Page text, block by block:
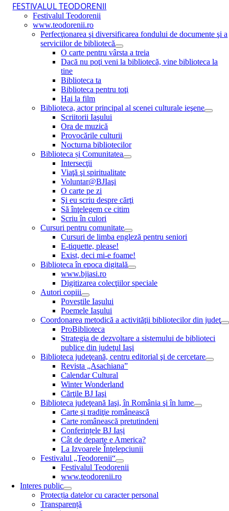
FESTIVALUL TEODORENII
Festivalul Teodorenii
www.teodorenii.ro
Perfecţionarea şi diversificarea fondului de documente şi a
serviciilor de bibliotecă
O carte pentru vârsta a treia
Dacă nu poţi veni la bibliotecă, vine biblioteca la
tine
Biblioteca ta
Biblioteca pentru toţi
Hai la film
Biblioteca, actor principal al scenei culturale ieşene
Scriitorii Iaşului
Ora de muzică
Provocările culturii
Nocturna bibliotecilor
Biblioteca și Comunitatea
Intersecţii
Viaţă şi spiritualitate
Voluntar@BJIaşi
O carte pe zi
Şi eu scriu despre cărţi
Să înţelegem ce citim
Scriu în culori
Cursuri pentru comunitate
Cursuri de limba engleză pentru seniori
E-tiquette, please!
Exist, deci mi-e foame!
Biblioteca în epoca digitală
www.bjiasi.ro
Digitizarea colecţiilor speciale
Autori copiii
Poveştile Iaşului
Poemele Iaşului
Coordonarea metodică a activităţii bibliotecilor din judeţ
ProBiblioteca
Strategia de dezvoltare a sistemului de biblioteci
publice din judeţul Iaşi
Biblioteca judeţeană, centru editorial şi de cercetare
Revista „Asachiana”
Calendar Cultural
Winter Wonderland
Cărţile BJ Iaşi
Biblioteca judeţeană Iaşi, în România şi în lume
Carte şi tradiţie românească
Carte românească pretutindeni
Conferințele BJ Iași
Cât de departe e America?
La Izvoarele Înţelepciunii
Festivalul „Teodorenii“
Festivalul Teodorenii
www.teodorenii.ro
Interes public
Protecția datelor cu caracter personal
Transparență